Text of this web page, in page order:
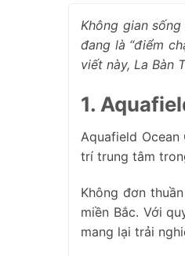
Không gian
đang là “điểm
viết này, La Bàn
1.
Aquafield
trí trung tâm
Không đơn
miền Bắc. Với
mang lại trải